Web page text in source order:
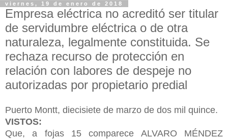
viernes, 19 de enero de 2018
Empresa eléctrica no acreditó ser titular
de servidumbre eléctrica o de otra
naturaleza, legalmente constituida. Se
rechaza recurso de protección en
relación con labores de despeje no
autorizadas por propietario predial
Puerto Montt, diecisiete de marzo de dos mil quince.
VISTOS:
Que, a fojas 15 comparece ALVARO MÉNDEZ